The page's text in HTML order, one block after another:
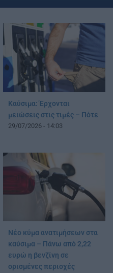
Καύσιμα: Έρχονται
μειώσεις στις τιμές – Πότε
29/07/2026 - 14:03
Νέο κύμα ανατιμήσεων στα
καύσιμα – Πάνω από 2,22
ευρώ η βενζίνη σε
ορισμένες περιοχές